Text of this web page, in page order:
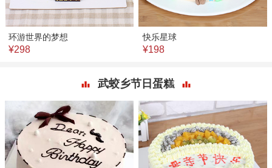
环游世界的梦想
¥298
快乐星球
¥198
武蛟乡节日蛋糕